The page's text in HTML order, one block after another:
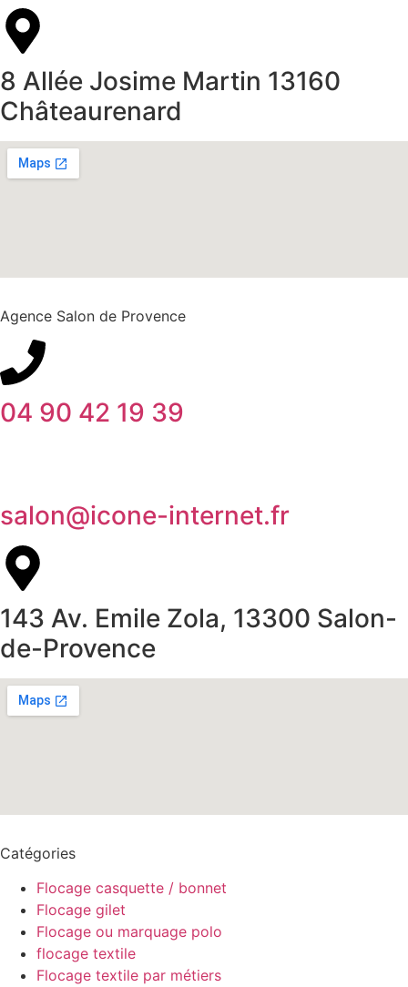
8 Allée Josime Martin 13160
Châteaurenard
Agence Salon de Provence
04 90 42 19 39
salon@icone-internet.fr
143 Av. Emile Zola, 13300 Salon-
de-Provence
Catégories
Flocage casquette / bonnet
Flocage gilet
Flocage ou marquage polo
flocage textile
Flocage textile par métiers